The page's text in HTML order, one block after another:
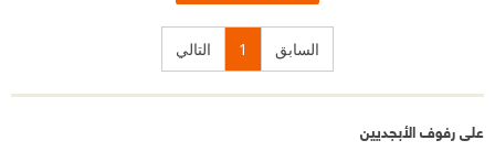
السابق 1 التالي
على رفوف الأبجديين